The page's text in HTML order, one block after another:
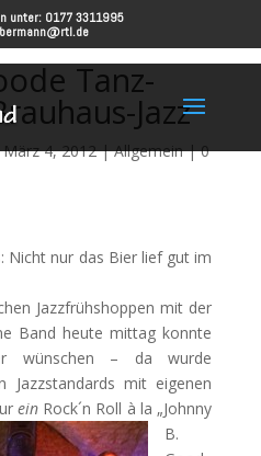
unter: 0177 3311995
Tanz-
Jazz
März 4, 2012|Allgemein|0
Nicht nur das Bier lief gut im
Jazzfrühshoppen mit der
Band heute mittag konnte
wünschen – da wurde
Jazzstandards mit eigenen
einRock´n Roll à la „Johnny
B.